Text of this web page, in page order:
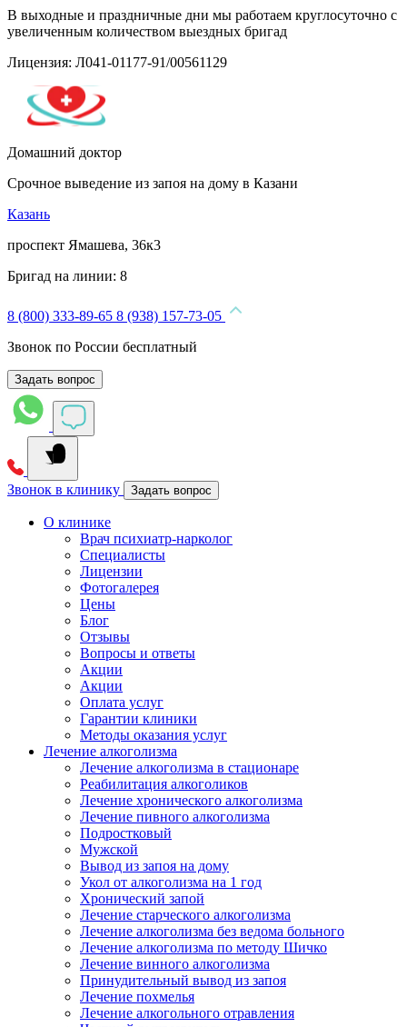
В выходные и праздничные дни мы работаем круглосуточно с
увеличенным количеством выездных бригад
Лицензия: Л041-01177-91/00561129
Домашний доктор
Срочное выведение из запоя на дому в Казани
Казань
проспект Ямашева, 36к3
Бригад на линии: 8
8 (800) 333-89-65 8 (938) 157-73-05
Звонок по России бесплатный
Задать вопрос
Звонок в клинику Задать вопрос
О клинике
Врач психиатр-нарколог
Специалисты
Лицензии
Фотогалерея
Цены
Блог
Отзывы
Вопросы и ответы
Акции
Акции
Оплата услуг
Гарантии клиники
Методы оказания услуг
Лечение алкоголизма
Лечение алкоголизма в стационаре
Реабилитация алкоголиков
Лечение хронического алкоголизма
Лечение пивного алкоголизма
Подростковый
Мужской
Вывод из запоя на дому
Укол от алкоголизма на 1 год
Хронический запой
Лечение старческого алкоголизма
Лечение алкоголизма без ведома больного
Лечение алкоголизма по методу Шичко
Лечение винного алкоголизма
Принудительный вывод из запоя
Лечение похмелья
Лечение алкогольного отравления